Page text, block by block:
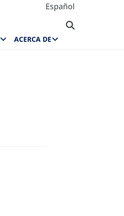
Español
ACERCA DE